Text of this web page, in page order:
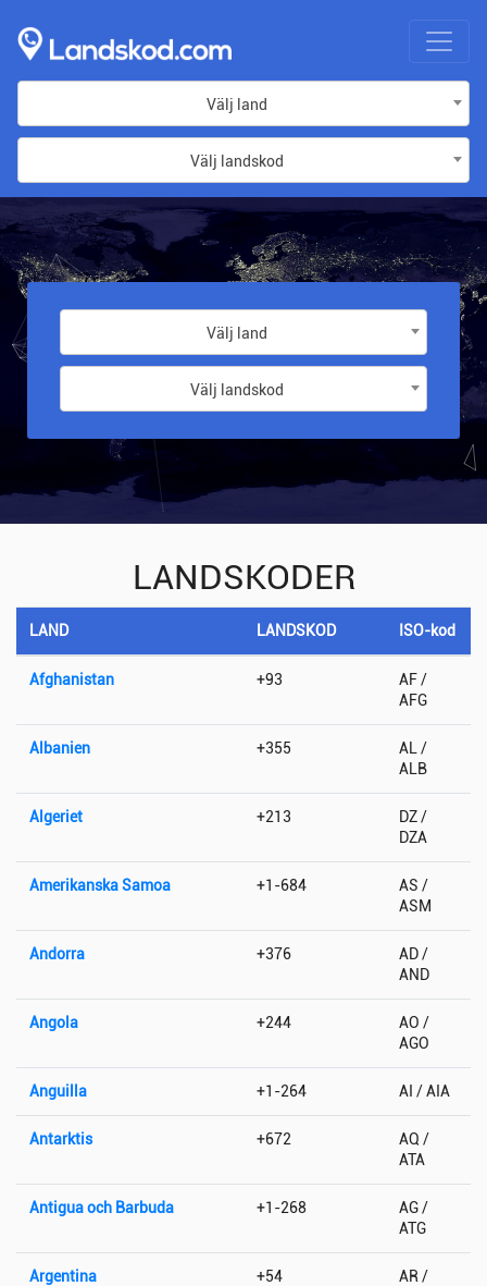
Välj land
Välj landskod
Välj land
Välj landskod
LANDSKODER
LAND LANDSKOD ISO-kod
Afghanistan +93
AF /
AFG
Albanien +355
AL /
ALB
Algeriet +213
DZ /
DZA
Amerikanska Samoa +1-684
AS /
ASM
Andorra +376
AD /
AND
Angola +244
AO /
AGO
Anguilla +1-264 AI / AIA
Antarktis +672
AQ /
ATA
Antigua och Barbuda +1-268
AG /
ATG
Argentina +54
AR /